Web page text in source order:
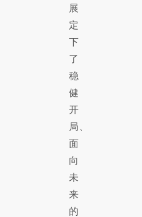
展
定
下
了
稳
健
开
局、
面
向
未
来
的